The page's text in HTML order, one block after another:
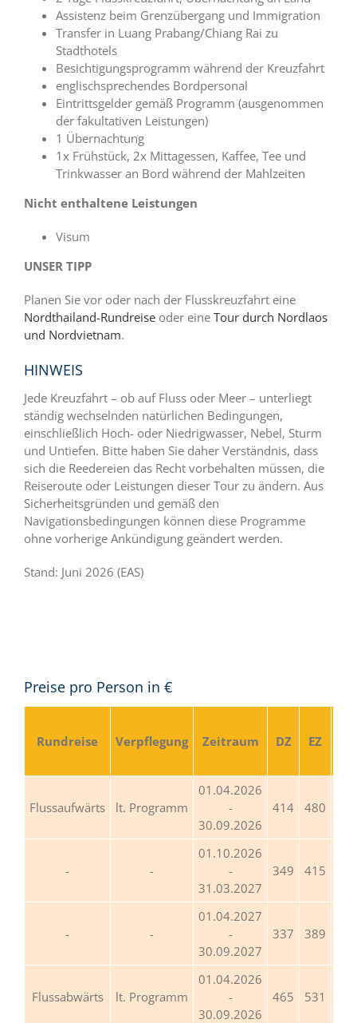
Assistenz beim Grenzübergang und Immigration
Transfer in Luang Prabang/Chiang Rai zu
Stadthotels
Besichtigungsprogramm während der Kreuzfahrt
englischsprechendes Bordpersonal
Eintrittsgelder gemäß Programm (ausgenommen
der fakultativen Leistungen)
1 Übernachtung
1x Frühstück, 2x Mittagessen, Kaffee, Tee und
Trinkwasser an Bord während der Mahlzeiten
Nicht enthaltene Leistungen
Visum
UNSER TIPP
Planen Sie vor oder nach der Flusskreuzfahrt eine
Nordthailand-Rundreise oder eine Tour durch Nordlaos
und Nordvietnam.
HINWEIS
Jede Kreuzfahrt – ob auf Fluss oder Meer – unterliegt
ständig wechselnden natürlichen Bedingungen,
einschließlich Hoch- oder Niedrigwasser, Nebel, Sturm
und Untiefen. Bitte haben Sie daher Verständnis, dass
sich die Reedereien das Recht vorbehalten müssen, die
Reiseroute oder Leistungen dieser Tour zu ändern. Aus
Sicherheitsgründen und gemäß den
Navigationsbedingungen können diese Programme
ohne vorherige Ankündigung geändert werden.
Stand: Juni 2026 (EAS)
Preise pro Person in €
Rundreise Verpflegung Zeitraum DZ EZ
Flussaufwärts lt. Programm
01.04.2026
-
30.09.2026
414 480
01.10.2026
-
31.03.2027
349 415
01.04.2027
-
30.09.2027
337 389
Flussabwärts lt. Programm
01.04.2026
-
30.09.2026
465 531